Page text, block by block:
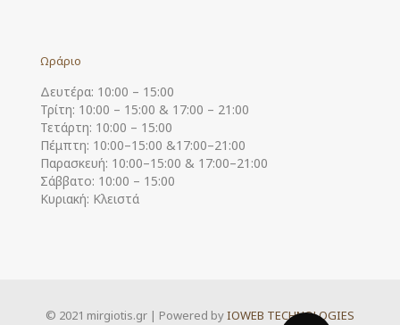
Ωράριο
Δευτέρα: 10:00 – 15:00
Τρίτη: 10:00 – 15:00 & 17:00 – 21:00
Τετάρτη: 10:00 – 15:00
Πέμπτη: 10:00–15:00 &17:00–21:00
Παρασκευή: 10:00–15:00 & 17:00–21:00
Σάββατο: 10:00 – 15:00
Κυριακή: Κλειστά
© 2021 mirgiotis.gr | Powered byIOWEB TECHNOLOGIES